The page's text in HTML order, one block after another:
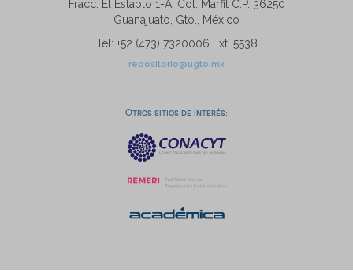
Fracc. El Establo 1-A, Col. Marfil C.P. 36250
Guanajuato, Gto., México
Tel: +52 (473) 7320006 Ext. 5538
repositorio@ugto.mx
Otros sitios de interés: